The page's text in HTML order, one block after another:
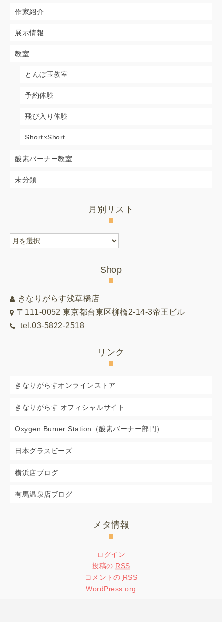
作家紹介
展示情報
教室
とんぼ玉教室
予約体験
飛び入り体験
Short×Short
酸素バーナー教室
未分類
月別リスト
月
別
Shop
きなりがらす浅草橋店
〒111-0052 東京都台東区柳橋2-14-3帝王ビル
tel.03-5822-2518
リンク
きなりがらすオンラインストア
きなりがらす オフィシャルサイト
Oxygen Burner Station（酸素バーナー部門）
日本グラスビーズ
横浜店ブログ
有馬温泉店ブログ
メタ情報
ログイン
投稿の RSS
コメントの RSS
WordPress.org